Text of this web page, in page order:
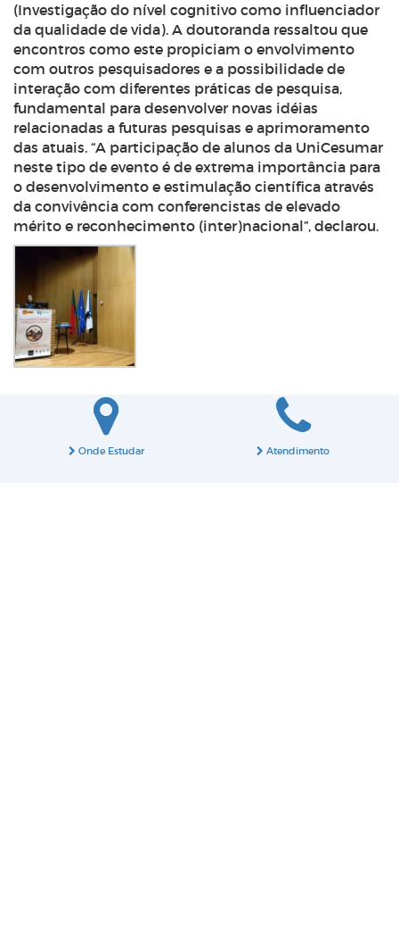
(Investigação do nível cognitivo como influenciador
da qualidade de vida). A doutoranda ressaltou que
encontros como este propiciam o envolvimento
com outros pesquisadores e a possibilidade de
interação com diferentes práticas de pesquisa,
fundamental para desenvolver novas idéias
relacionadas a futuras pesquisas e aprimoramento
das atuais. “A participação de alunos da UniCesumar
neste tipo de evento é de extrema importância para
o desenvolvimento e estimulação científica através
da convivência com conferencistas de elevado
mérito e reconhecimento (inter)nacional”, declarou.
Onde Estudar Atendimento